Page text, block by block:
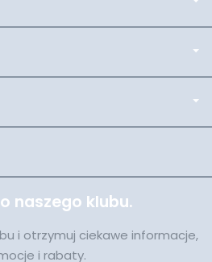
naszego klubu.
i otrzymuj ciekawe informacje,
i rabaty.